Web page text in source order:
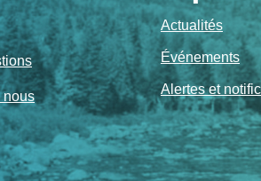
nous
Actualités
Événements
Alertes et